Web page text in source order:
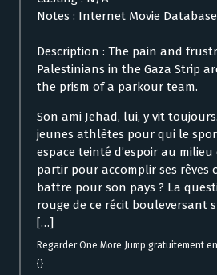
Notes : Internet Movie Database
Description : The pain and
Palestinians in the Gaza Strip
the prism of a parkour team.
Son ami Jehad, lui, y vit
jeunes athlètes pour qui le
espace teinté d’espoir au
partir pour accomplir ses rêves
battre pour son pays ? La
rouge de ce récit bouleversant
[…]
Regarder One More Jump gratuitement
{}